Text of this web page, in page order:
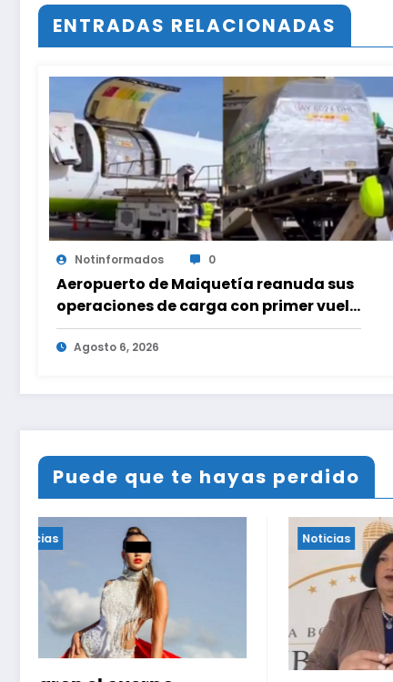
ENTRADAS RELACIONADAS
Notinformados 0
Aeropuerto de Maiquetía reanuda sus
operaciones de carga con primer vuelo
desde Panamá
Agosto 6, 2026
Puede que te hayas perdido
Noticias Noticias